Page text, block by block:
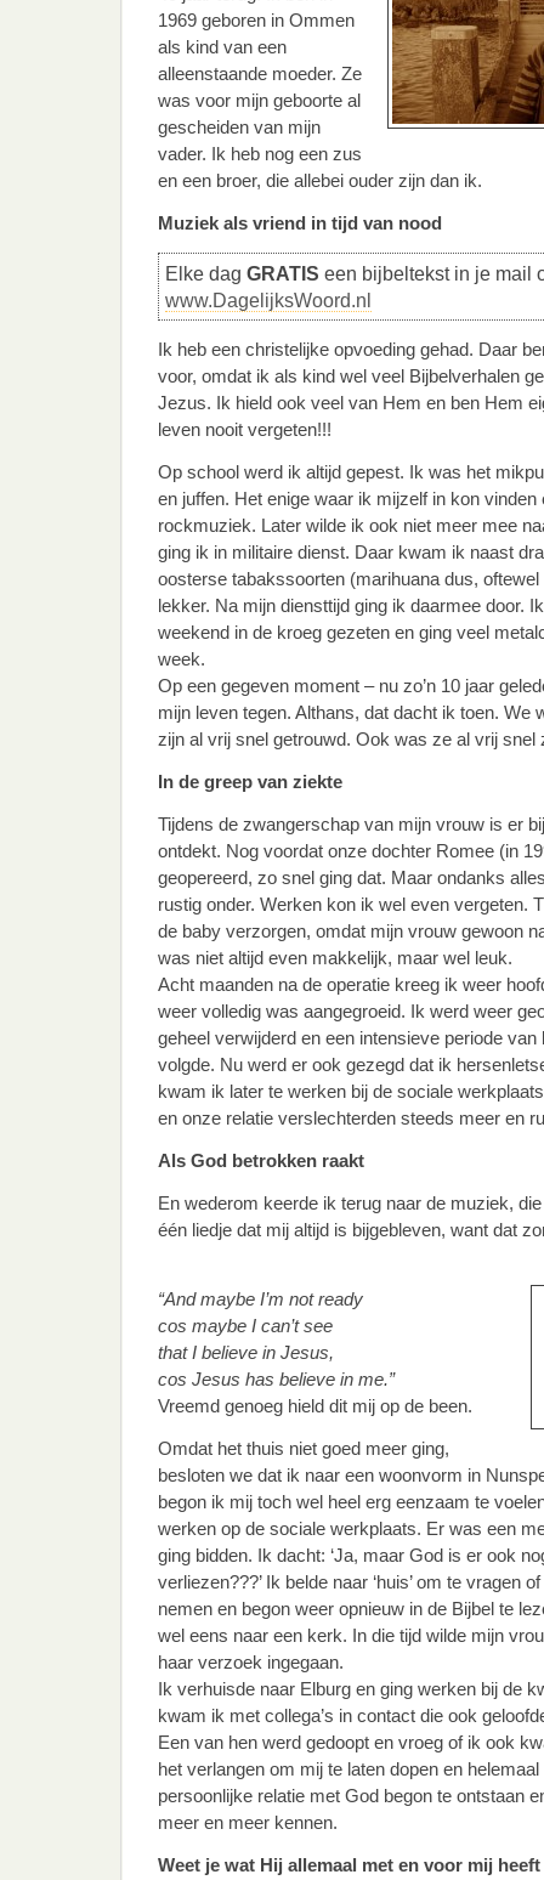
1969 geboren in Ommen
als kind van een
alleenstaande moeder. Ze
was voor mijn geboorte al
gescheiden van mijn
vader. Ik heb nog een zus
en een broer, die allebei ouder zijn dan ik.
Muziek als vriend in tijd van nood
Elke dag GRATIS een bijbeltekst in je mail
www.DagelijksWoord.nl
Ik heb een christelijke opvoeding gehad. Daar
voor, omdat ik als kind wel veel Bijbelverhalen
Jezus. Ik hield ook veel van Hem en ben Hem
leven nooit vergeten!!!
Op school werd ik altijd gepest. Ik was het
en juffen. Het enige waar ik mijzelf in kon
rockmuziek. Later wilde ik ook niet meer mee
ging ik in militaire dienst. Daar kwam ik naast
oosterse tabakssoorten (marihuana dus,
lekker. Na mijn diensttijd ging ik daarmee door.
weekend in de kroeg gezeten en ging veel
week.
Op een gegeven moment – nu zo’n 10 jaar
mijn leven tegen. Althans, dat dacht ik toen. We
zijn al vrij snel getrouwd. Ook was ze al vrij snel
In de greep van ziekte
Tijdens de zwangerschap van mijn vrouw is er
ontdekt. Nog voordat onze dochter Romee (in
geopereerd, zo snel ging dat. Maar ondanks
rustig onder. Werken kon ik wel even vergeten.
de baby verzorgen, omdat mijn vrouw gewoon
was niet altijd even makkelijk, maar wel leuk.
Acht maanden na de operatie kreeg ik weer
weer volledig was aangegroeid. Ik werd weer
geheel verwijderd en een intensieve periode
volgde. Nu werd er ook gezegd dat ik
kwam ik later te werken bij de sociale
en onze relatie verslechterden steeds meer en
Als God betrokken raakt
En wederom keerde ik terug naar de muziek,
één liedje dat mij altijd is bijgebleven, want dat
“And maybe I’m not ready
cos maybe I can’t see
that I believe in Jesus,
cos Jesus has believe in me.”
Vreemd genoeg hield dit mij op de been.
Omdat het thuis niet goed meer ging,
besloten we dat ik naar een woonvorm in
begon ik mij toch wel heel erg eenzaam te
werken op de sociale werkplaats. Er was een
ging bidden. Ik dacht: ‘Ja, maar God is er ook
verliezen???’ Ik belde naar ‘huis’ om te vragen
nemen en begon weer opnieuw in de Bijbel te
wel eens naar een kerk. In die tijd wilde mijn
haar verzoek ingegaan.
Ik verhuisde naar Elburg en ging werken bij de
kwam ik met collega’s in contact die ook
Een van hen werd gedoopt en vroeg of ik ook
het verlangen om mij te laten dopen en
persoonlijke relatie met God begon te ontstaan
meer en meer kennen.
Weet je wat Hij allemaal met en voor mij